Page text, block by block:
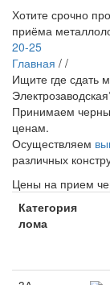
Хотите срочно
приёма
20-25
Главная / /
Ищите где сдать
Принимаем
ценам.
Осуществляем
различных
Цены на прием
Категория
лома